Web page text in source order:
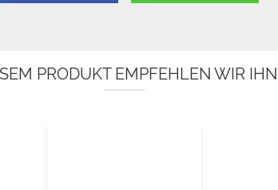
PRODUKT EMPFEHLEN WIR